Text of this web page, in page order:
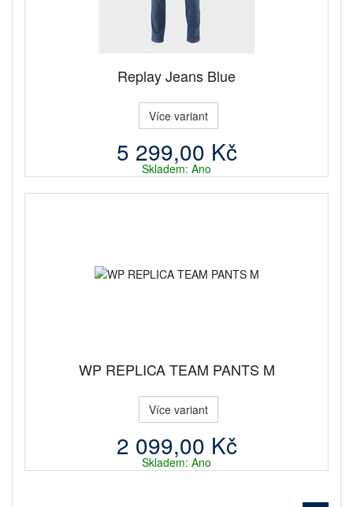
Replay Jeans Blue
Více variant
5 299,00 Kč
Skladem: Ano
WP REPLICA TEAM PANTS M
Více variant
2 099,00 Kč
Skladem: Ano